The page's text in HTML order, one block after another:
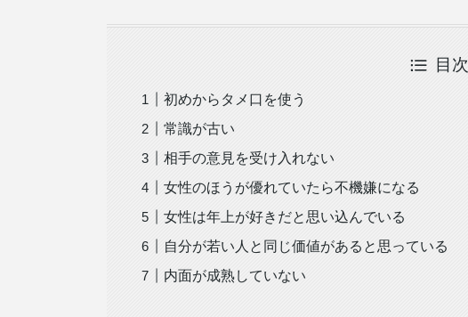
目次
初めからタメ口を使う
常識が古い
相手の意見を受け入れない
女性のほうが優れていたら不機嫌になる
女性は年上が好きだと思い込んでいる
自分が若い人と同じ価値があると思っている
内面が成熟していない